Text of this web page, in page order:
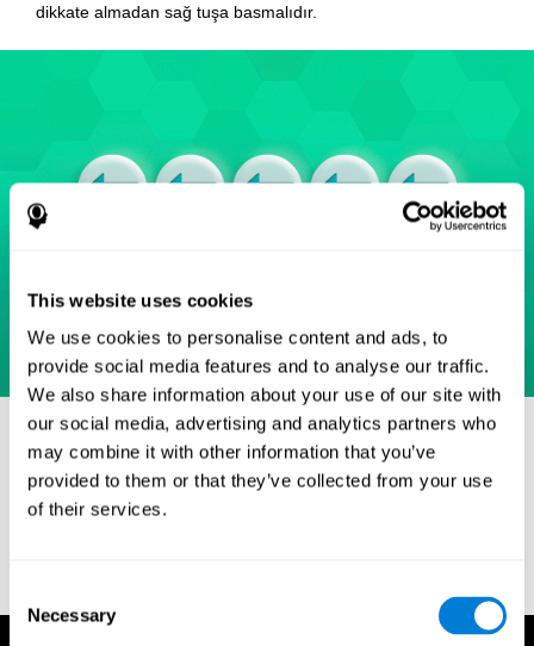
This website uses cookies
We use cookies to personalise content and ads, to
provide social media features and to analyse our traffic.
We also share information about your use of our site with
our social media, advertising and analytics partners who
may combine it with other information that you’ve
provided to them or that they’ve collected from your use
of their services.
Selection
Necessary
dikkate almadan sağ tuşa basmalıdır.
Referanslar
Eriksen, B. A.; Eriksen, C. W. (1974). "Effects of noise letters
upon identification of a target letter in a non- search task".
Perception and Psychophysics. 16: 143–149.